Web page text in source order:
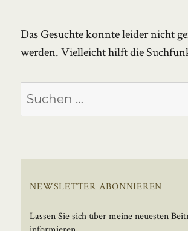
Das Gesuchte konnte leider nicht
werden. Vielleicht hilft die
Suchen
nach:
NEWSLETTER ABONNIEREN
Lassen Sie sich über meine neuesten